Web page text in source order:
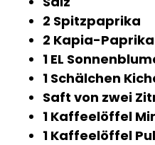
2 Spitzpaprika
2 Kapia-Paprika
1 EL
1 Schälchen
Saft von zwei
1 Kaffeelöffel
1 Kaffeelöffel